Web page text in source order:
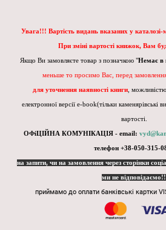
Увага!!! Вартість видань вказаних у каталозі-
При зміні вартості книжок, Вам
Якщо Ви замовляєте товар з позначкою "Немає в
меньше то просимо Вас, перед
для уточнення наявності книги ,
електронної версії e-book(тільки каменярівські
вартості.
ОФіЦІЙНА КОМУНІКАЦІЯ - email:
телефон +38-050-315-
на запити, чи на замовлення через сторінки
ми не
приймамо до оплати банківські картки